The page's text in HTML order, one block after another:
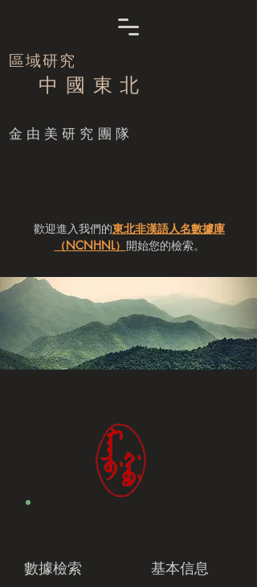
區域研究
中 國 東 北
​金由美研究團隊
歡迎進入我們的東北非漢語人名數據庫
（NCNHNL） 開始您的檢索。
數據檢索 基本信息